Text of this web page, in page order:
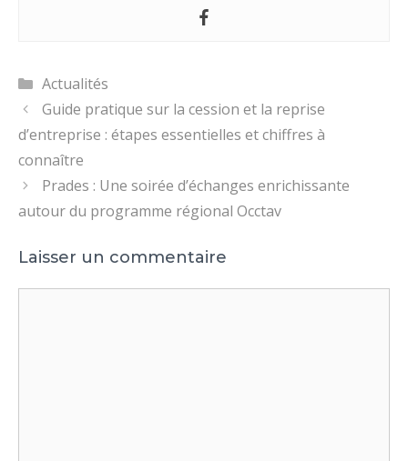
Catégories
Actualités
Guide pratique sur la cession et la reprise
d’entreprise : étapes essentielles et chiffres à
connaître
Prades : Une soirée d’échanges enrichissante
autour du programme régional Occtav
Laisser un commentaire